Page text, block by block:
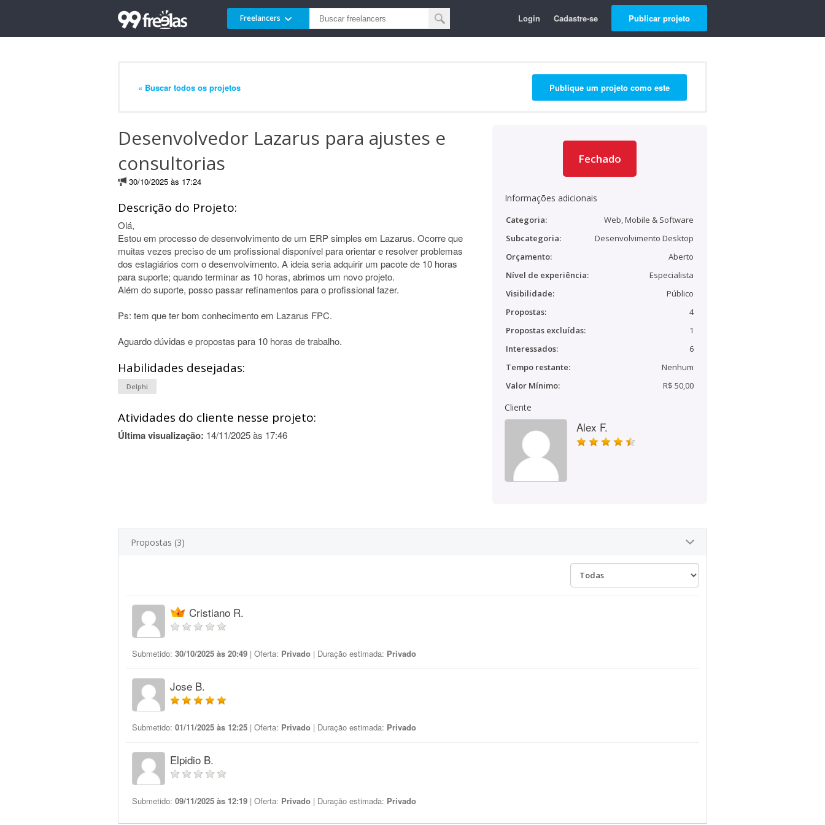
Freelancers Login Cadastre-se Publicar projeto
« Buscar todos os projetos Publique um projeto como este
Desenvolvedor Lazarus para ajustes e
consultorias
30/10/2025 às 17:24
Descrição do Projeto:
Olá,
Estou em processo de desenvolvimento de um ERP simples em Lazarus. Ocorre que
muitas vezes preciso de um profissional disponível para orientar e resolver problemas
dos estagiários com o desenvolvimento. A ideia seria adquirir um pacote de 10 horas
para suporte; quando terminar as 10 horas, abrimos um novo projeto.
Além do suporte, posso passar refinamentos para o profissional fazer.
Ps: tem que ter bom conhecimento em Lazarus FPC.
Aguardo dúvidas e propostas para 10 horas de trabalho.
Habilidades desejadas:
Delphi
Atividades do cliente nesse projeto:
Última visualização: 14/11/2025 às 17:46
Fechado
Informações adicionais
Categoria:
Web, Mobile & Software
Subcategoria:
Desenvolvimento Desktop
Orçamento:
Aberto
Nível de experiência:
Especialista
Visibilidade:
Público
Propostas:
4
Propostas excluídas:
1
Interessados:
6
Tempo restante:
Nenhum
Valor Mínimo:
R$ 50,00
Cliente
Alex F.
Propostas (3)
Cristiano R.
Submetido: 30/10/2025 às 20:49 | Oferta: Privado | Duração estimada: Privado
Jose B.
Submetido: 01/11/2025 às 12:25 | Oferta: Privado | Duração estimada: Privado
Elpidio B.
Submetido: 09/11/2025 às 12:19 | Oferta: Privado | Duração estimada: Privado